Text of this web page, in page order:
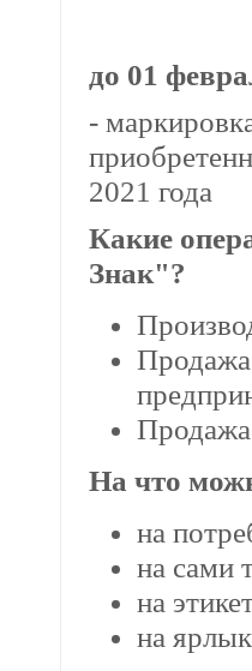
до 01
-
2021 года
Какие
Знак"?
На что
на
на сами
на
на ярлык